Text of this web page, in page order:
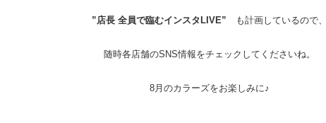
”店長 全員で臨むインスタLIVE” も計画しているので、
随時各店舗のSNS情報をチェックしてくださいね。
8月のカラーズをお楽しみに♪